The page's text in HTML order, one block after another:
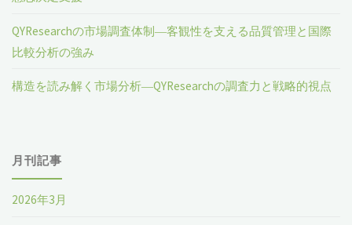
QYResearchの市場調査体制―客観性を支える品質管理と国際
比較分析の強み
構造を読み解く市場分析―QYResearchの調査力と戦略的視点
月刊記事
2026年3月